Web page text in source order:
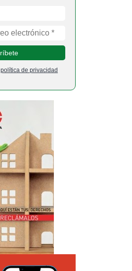
política de privacidad